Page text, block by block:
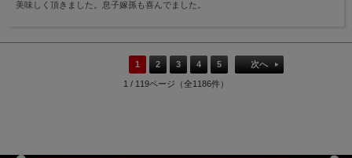
美味しく頂きました。息子嫁孫も喜んでました。
1 2 3 4 5 次へ
1 / 119ページ（全1186件）